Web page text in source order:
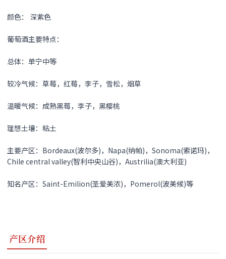
颜色： 深紫色
葡萄酒主要特点：
总体：单宁中等
较冷气候：草莓，红莓，李子，雪松，烟草
温暖气候：成熟黑莓，李子，黑樱桃
理想土壤：粘土
主要产区：Bordeaux(波尔多)，Napa(纳帕)，Sonoma(索诺玛)，
Chile central valley(智利中央山谷)，Austrilia(澳大利亚)
知名产区：Saint-Emilion(圣爱美浓)，Pomerol(波美候)等
产区介绍